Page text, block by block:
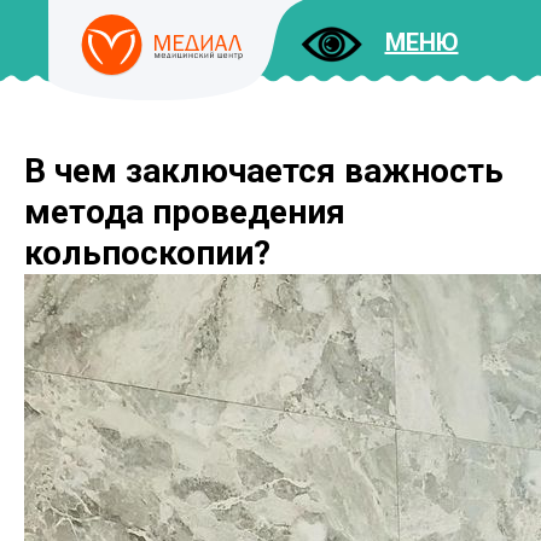
МЕНЮ
ДОКУМЕНТЫ
В чем заключается важность
метода проведения
кольпоскопии?